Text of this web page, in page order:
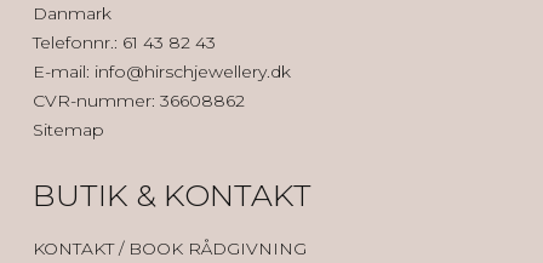
Danmark
Telefonnr.: 61 43 82 43
E-mail: info@hirschjewellery.dk
CVR-nummer: 36608862
Sitemap
BUTIK & KONTAKT
KONTAKT / BOOK RÅDGIVNING